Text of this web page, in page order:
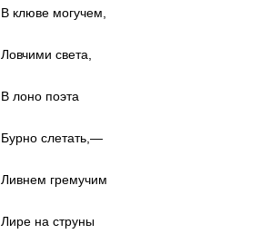
В клюве могучем,
Ловчими света,
В лоно поэта
Бурно слетать,—
Ливнем гремучим
Лире на струны